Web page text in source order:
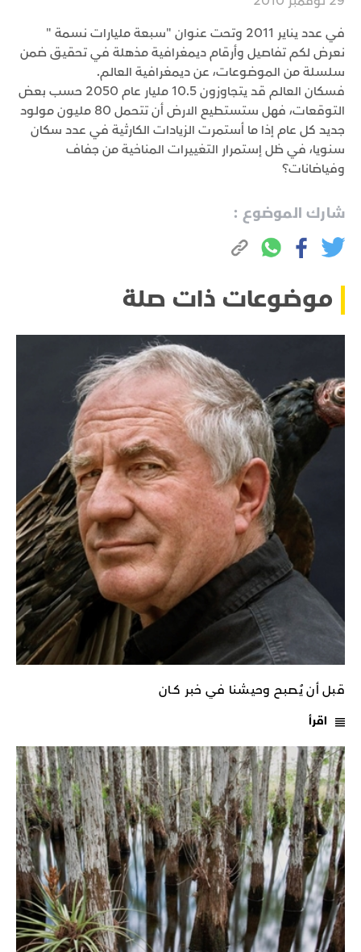
في عدد يناير 2011 وتحت عنوان "سبعة مليارات نسمة "
نعرض لكم تفاصيل وأرقام ديمغرافية مذهلة في تحقيق ضمن
سلسلة من الموضوعات، عن ديمغرافية العالم.
فسكان العالم قد يتجاوزون 10.5 مليار عام 2050 حسب بعض
التوقعات، فهل ستستطيع الارض أن تتحمل 80 مليون مولود
جديد كل عام إذا ما أستمرت الزيادات الكارثية في عدد سكان
سنويا، في ظل إستمرار التغييرات المناخية من جفاف
وفياضانات؟
شارك الموضوع :
موضوعات ذات صلة
قبل أن يُصبح وحيشنا في خبر كـان
اقرأ